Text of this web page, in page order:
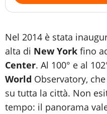
Nel 2014 è stata
alta di New York fino
Center. Al 100° e al
World Observatory,
su tutta la città. Non
tempo: il panorama